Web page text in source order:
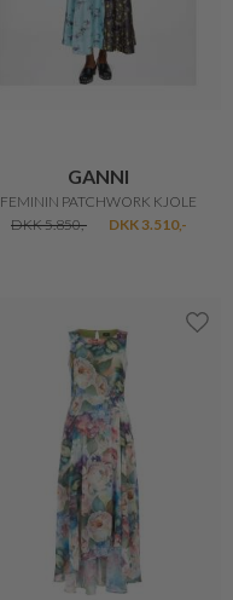
GANNI
FEMININ PATCHWORK KJOLE
DKK 5.850,-
DKK 3.510,-